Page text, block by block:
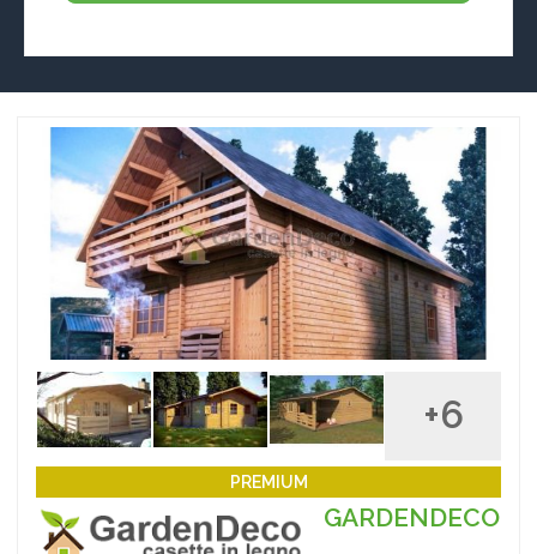
+6
PREMIUM
GARDENDECO